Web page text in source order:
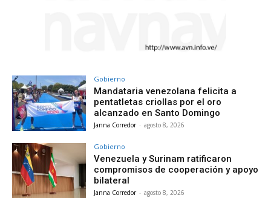
Gobierno
Mandataria venezolana felicita a
pentatletas criollas por el oro
alcanzado en Santo Domingo
Janna Corredor - agosto 8, 2026
Gobierno
Venezuela y Surinam ratificaron
compromisos de cooperación y apoyo
bilateral
Janna Corredor - agosto 8, 2026